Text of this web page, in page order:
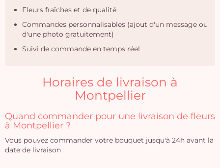
Fleurs fraîches et de qualité
Commandes personnalisables (ajout d'un message ou
d'une photo gratuitement)
Suivi de commande en temps réel
Horaires de livraison à
Montpellier
Quand commander pour une livraison de fleurs
à Montpellier ?
Vous pouvez commander votre bouquet jusqu'à 24h avant la
date de livraison